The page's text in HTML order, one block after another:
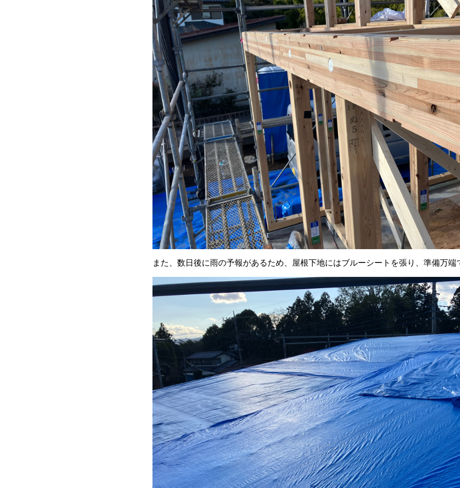
また、数日後に雨の予報があるため、屋根下地にはブルーシートを張り、準備万端